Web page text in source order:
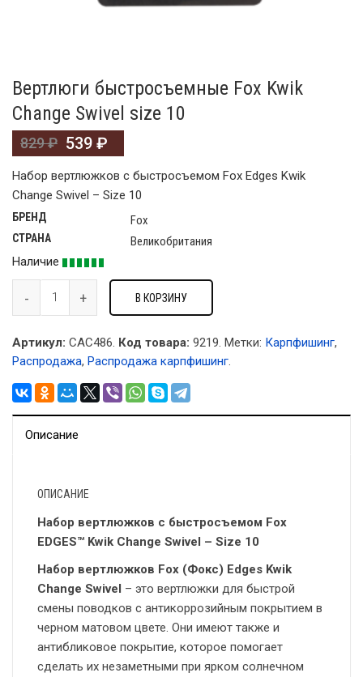
Вертлюги быстросъемные Fox Kwik
Change Swivel size 10
829₽ 539 ₽
Набор вертлюжков с быстросъемом Fox Edges Kwik
Change Swivel – Size 10
БРЕНД Fox
СТРАНА
Великобритания
Наличие
В КОРЗИНУ
Артикул: CAC486. Код товара: 9219. Метки: Карпфишинг,
Распродажа, Распродажа карпфишинг.
Описание
ОПИСАНИЕ
Набор вертлюжков с быстросъемом Fox
EDGES™ Kwik Change Swivel – Size 10
Набор вертлюжков Fox (Фокс) Edges Kwik
Change Swivel – это вертлюжки для быстрой
смены поводков с антикоррозийным покрытием в
черном матовом цвете. Они имеют также и
антибликовое покрытие, которое помогает
сделать их незаметными при ярком солнечном